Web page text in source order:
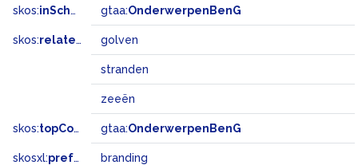
skos:inScheme gtaa:OnderwerpenBenG
skos:related golven
stranden
zeeën
skos:topConceptOf gtaa:OnderwerpenBenG
skosxl:prefLabel branding